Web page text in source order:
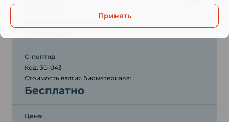
С-пептид
Код: 30-043
Стоимость взятия биоматериала:
Бесплатно
Цена:
Принять